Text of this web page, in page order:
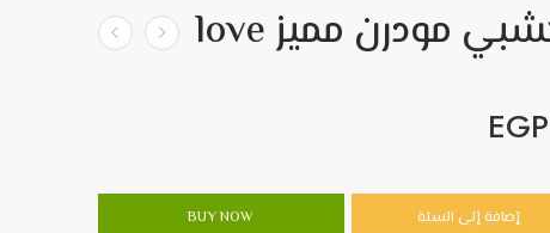
تابلوه خشبي مودرن مميز love
EGP
إضافة إلى السلة BUY NOW